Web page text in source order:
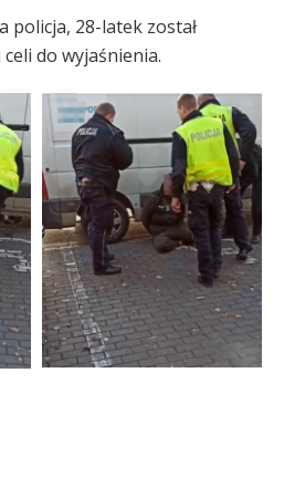
policja, 28-latek został
do wyjaśnienia.